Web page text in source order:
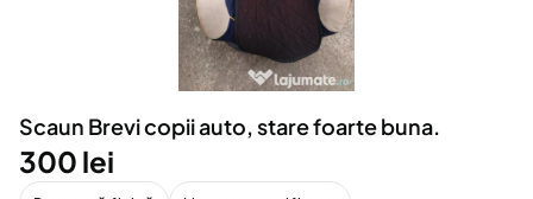
Animale de companie
Afaceri și echipamente profesionale
Inchiriere Bunuri si Vehicule
Utilaje agricole si industriale
Piese auto si accesorii
Scaun Brevi copii auto, stare foarte buna.
300 lei